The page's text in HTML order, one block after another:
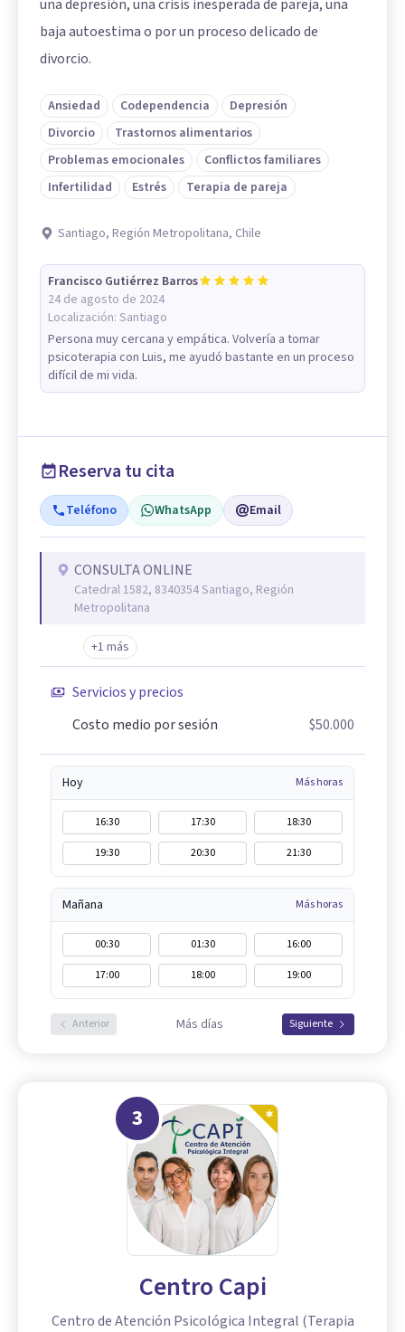
una depresión, una crisis inesperada de pareja, una
baja autoestima o por un proceso delicado de
divorcio.
Ansiedad Codependencia
Depresión
Divorcio
Trastornos alimentarios
Problemas emocionales
Conflictos familiares
Infertilidad
Estrés Terapia de pareja
Santiago, Región Metropolitana, Chile
Francisco Gutiérrez Barros
24 de agosto de 2024
Localización: Santiago
Persona muy cercana y empática. Volvería a tomar
psicoterapia con Luis, me ayudó bastante en un proceso
difícil de mi vida.
Reserva tu cita
Teléfono WhatsApp Email
CONSULTA ONLINE
Catedral 1582, 8340354 Santiago, Región
Metropolitana
+1 más
Servicios y precios
Costo medio por sesión
$50.000
Hoy Más horas
16:30 17:30
18:30
19:30
20:30 21:30
Mañana Más horas
00:30 01:30
16:00
17:00
18:00 19:00
Anterior Más días Siguiente
3
Centro Capi
Centro de Atención Psicológica Integral (Terapia